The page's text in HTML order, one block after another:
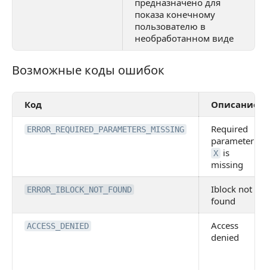
предназначено для
показа конечному
пользователю в
необработанном виде
Возможные коды ошибок
Возможные коды ошибок
Код Описание
ERROR_REQUIRED_PARAMETERS_MISSING
Required
parameter
X is
missing
ERROR_IBLOCK_NOT_FOUND
Iblock not
found
ACCESS_DENIED
Access
denied